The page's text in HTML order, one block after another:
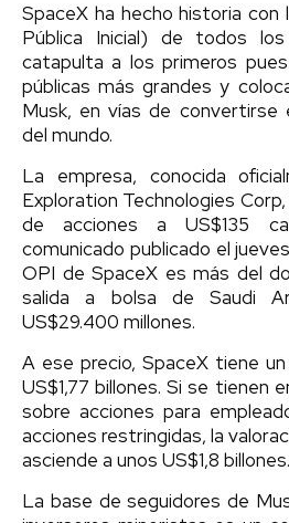
SpaceX ha hecho historia
Pública Inicial) de todos
catapulta a los primeros
públicas más grandes y
Musk, en vías de convertirse
del mundo.
La empresa, conocida
Exploration Technologies
de acciones a US$135
comunicado publicado el
OPI de SpaceX es más del
salida a bolsa de Saudi
US$29.400 millones.
A ese precio, SpaceX tiene
US$1,77 billones. Si se tienen
sobre acciones para
acciones restringidas, la
asciende a unos US$1,8 billones.
La base de seguidores de